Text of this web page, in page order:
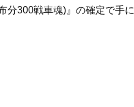
300戦車魂)』の確定で手に